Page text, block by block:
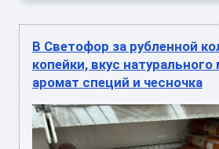
В Светофор за рубленной
копейки, вкус
аромат специй и чесночка